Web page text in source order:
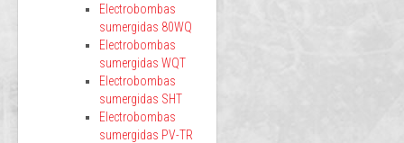
Electrobombas
sumergidas 80WQ
Electrobombas
sumergidas WQT
Electrobombas
sumergidas SHT
Electrobombas
sumergidas PV-TR